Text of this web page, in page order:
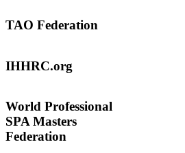
TAO Federation
IHHRC.org
World Professional
SPA Masters
Federation